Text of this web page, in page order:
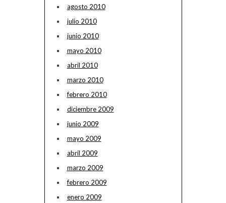
agosto 2010
julio 2010
junio 2010
mayo 2010
abril 2010
marzo 2010
febrero 2010
diciembre 2009
junio 2009
mayo 2009
abril 2009
marzo 2009
febrero 2009
enero 2009